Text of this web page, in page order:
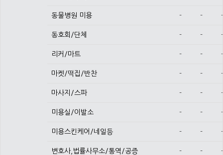
동물병원 미용 - - -
동호회/단체 - - -
리커/마트 - - -
마켓/떡집/반찬 - - -
마사지/스파 - - -
미용실/이발소 - - -
미용스킨케어/네일등 - - -
변호사,법률사무소/통역/공증 - - -